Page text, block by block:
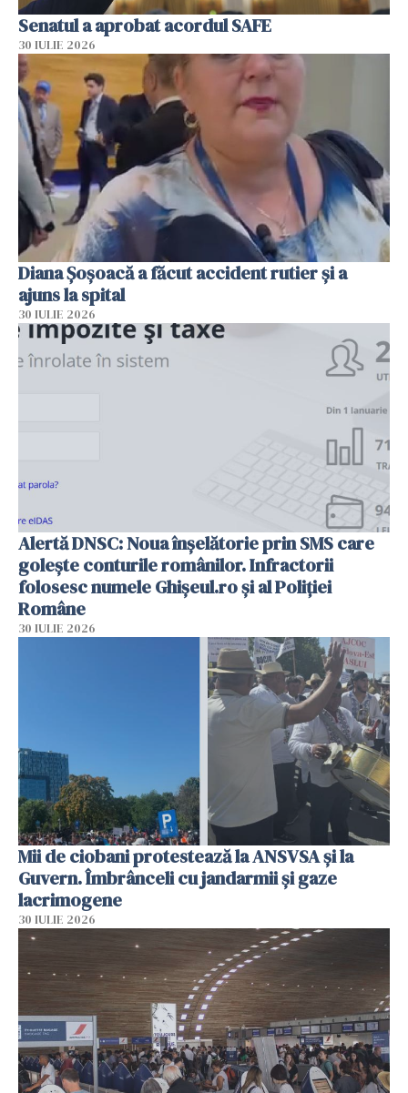
Senatul a aprobat acordul SAFE
30 IULIE 2026
Diana Șoșoacă a făcut accident rutier și a
ajuns la spital
30 IULIE 2026
Alertă DNSC: Noua înșelătorie prin SMS care
golește conturile românilor. Infractorii
folosesc numele Ghișeul.ro și al Poliției
Române
30 IULIE 2026
Mii de ciobani protestează la ANSVSA și la
Guvern. Îmbrânceli cu jandarmii și gaze
lacrimogene
30 IULIE 2026